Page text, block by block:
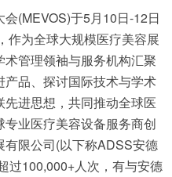
(MEVOS)于5月10日-12日
作为全球大规模医疗美容展
管理领袖与服务机构汇聚
品、探讨国际技术与学术
进思想，共同推动全球医
业医疗美容设备服务商创
限公司(以下称ADSS安德
过100,000+人次，有与安德